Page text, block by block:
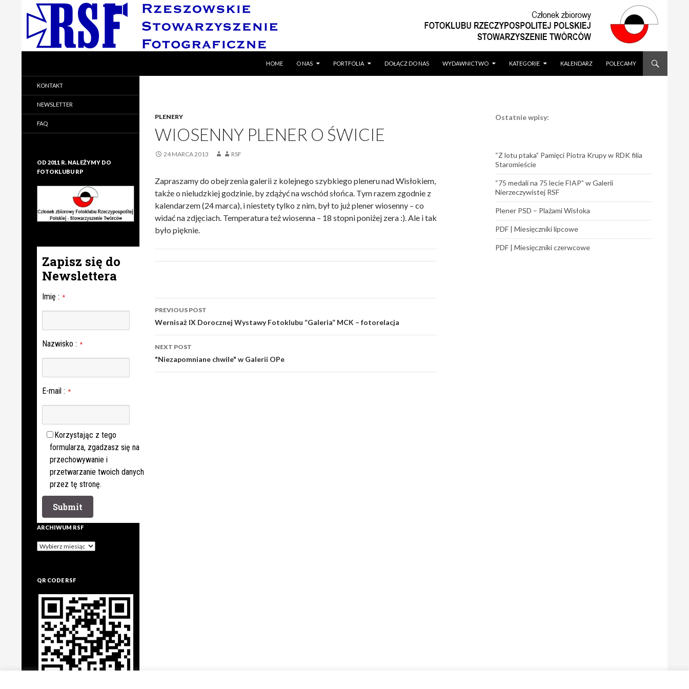
HOME
O NAS PORTFOLIA DOŁĄCZ DO NAS WYDAWNICTWO KATEGORIE KALENDARZ POLECAMY
PLENERY
WIOSENNY PLENER O ŚWICIE
24 MARCA 2013 RSF
Zapraszamy do obejrzenia galerii z kolejnego szybkiego pleneru nad Wisłokiem,
także o nieludzkiej godzinie, by zdążyć na wschód słońca. Tym razem zgodnie z
kalendarzem (24 marca), i niestety tylko z nim, był to już plener wiosenny – co
widać na zdjęciach. Temperatura też wiosenna – 18 stopni poniżej zera :). Ale i tak
było pięknie.
Post
navigation
PREVIOUS POST
Wernisaż IX Dorocznej Wystawy Fotoklubu “Galeria” MCK – fotorelacja
NEXT POST
"Niezapomniane chwile" w Galerii OPe
Ostatnie wpisy:
“Z lotu ptaka” Pamięci Piotra Krupy w RDK filia
Staromieście
“75 medali na 75 lecie FIAP” w Galerii
Nierzeczywistej RSF
Plener PSD – Plażami Wisłoka
PDF | Miesięczniki lipcowe
PDF | Miesięczniki czerwcowe
Rzeszowskie Stowarzyszenie
Fotograficzne
KONTAKT
NEWSLETTER
FAQ
OD 2011 R. NALEŻYMY DO
FOTOKLUBU RP
Zapisz się do
Newslettera
Imię : *
Nazwisko : *
E-mail : *
Korzystając z tego
formularza, zgadzasz się na
przechowywanie i
przetwarzanie twoich danych
przez tę stronę.
ARCHIWUM RSF
Archiwum
QR CODE RSF